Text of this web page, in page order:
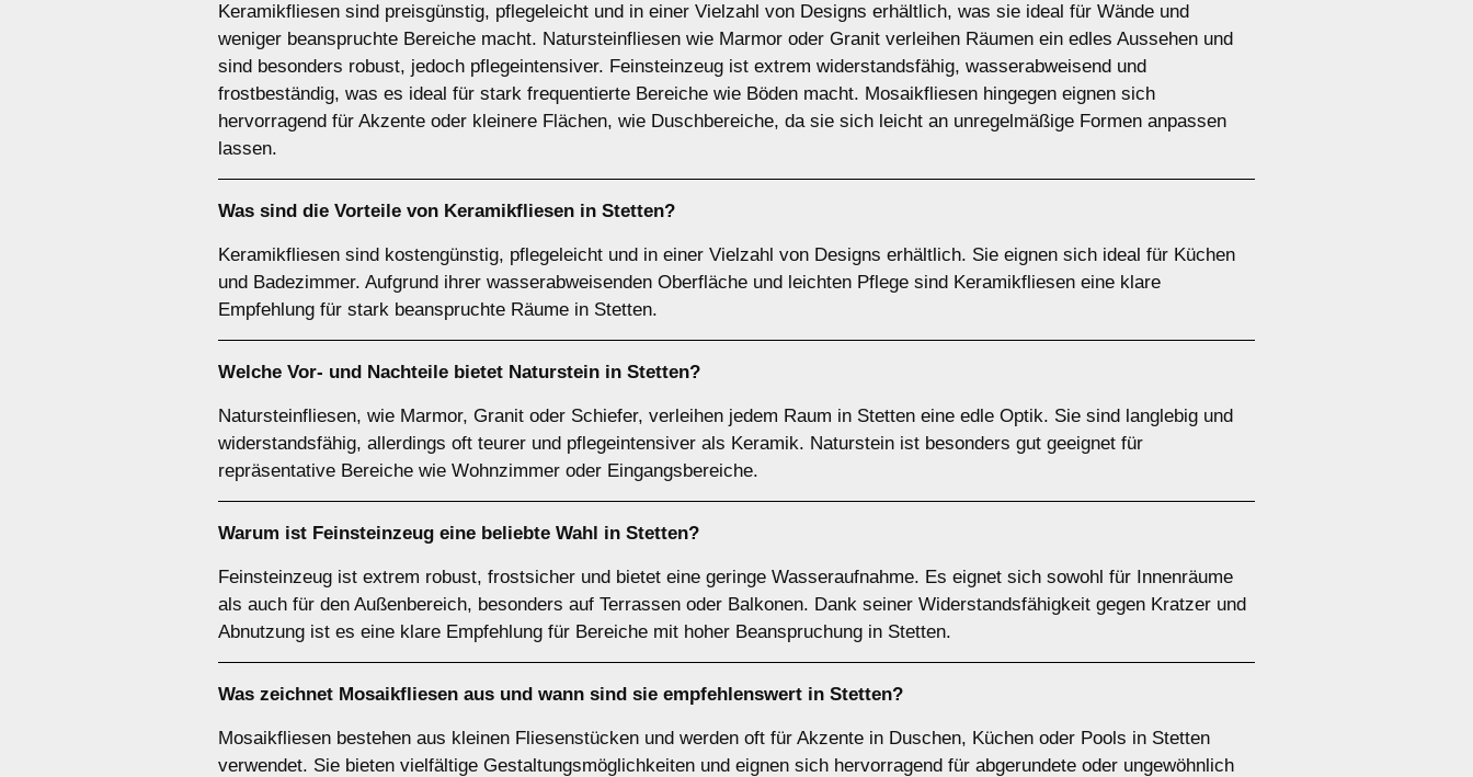
Keramikfliesen sind preisgünstig, pflegeleicht und in einer Vielzahl von Designs erhältlich, was sie ideal für Wände und
weniger beanspruchte Bereiche macht. Natursteinfliesen wie Marmor oder Granit verleihen Räumen ein edles Aussehen und
sind besonders robust, jedoch pflegeintensiver. Feinsteinzeug ist extrem widerstandsfähig, wasserabweisend und
frostbeständig, was es ideal für stark frequentierte Bereiche wie Böden macht. Mosaikfliesen hingegen eignen sich
hervorragend für Akzente oder kleinere Flächen, wie Duschbereiche, da sie sich leicht an unregelmäßige Formen anpassen
lassen.
Was sind die Vorteile von Keramikfliesen in Stetten?
Keramikfliesen sind kostengünstig, pflegeleicht und in einer Vielzahl von Designs erhältlich. Sie eignen sich ideal für Küchen
und Badezimmer. Aufgrund ihrer wasserabweisenden Oberfläche und leichten Pflege sind Keramikfliesen eine klare
Empfehlung für stark beanspruchte Räume in Stetten.
Welche Vor- und Nachteile bietet Naturstein in Stetten?
Natursteinfliesen, wie Marmor, Granit oder Schiefer, verleihen jedem Raum in Stetten eine edle Optik. Sie sind langlebig und
widerstandsfähig, allerdings oft teurer und pflegeintensiver als Keramik. Naturstein ist besonders gut geeignet für
repräsentative Bereiche wie Wohnzimmer oder Eingangsbereiche.
Warum ist Feinsteinzeug eine beliebte Wahl in Stetten?
Feinsteinzeug ist extrem robust, frostsicher und bietet eine geringe Wasseraufnahme. Es eignet sich sowohl für Innenräume
als auch für den Außenbereich, besonders auf Terrassen oder Balkonen. Dank seiner Widerstandsfähigkeit gegen Kratzer und
Abnutzung ist es eine klare Empfehlung für Bereiche mit hoher Beanspruchung in Stetten.
Was zeichnet Mosaikfliesen aus und wann sind sie empfehlenswert in Stetten?
Mosaikfliesen bestehen aus kleinen Fliesenstücken und werden oft für Akzente in Duschen, Küchen oder Pools in Stetten
verwendet. Sie bieten vielfältige Gestaltungsmöglichkeiten und eignen sich hervorragend für abgerundete oder ungewöhnlich